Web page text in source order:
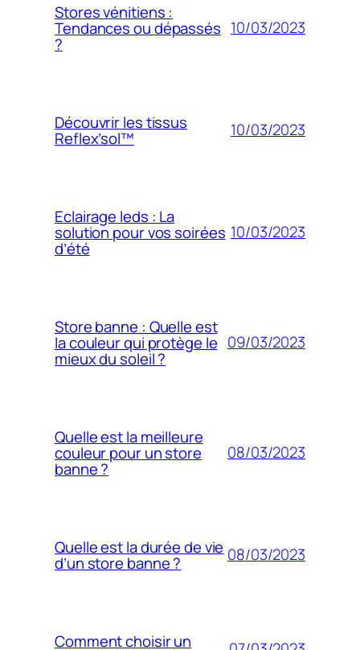
Stores vénitiens :
Tendances ou dépassés
?
10/03/2023
Découvrir les tissus
Reflex’sol™ 10/03/2023
Eclairage leds : La
solution pour vos soirées
d’été
10/03/2023
Store banne : Quelle est
la couleur qui protège le
mieux du soleil ?
09/03/2023
Quelle est la meilleure
couleur pour un store
banne ?
08/03/2023
Quelle est la durée de vie
d’un store banne ? 08/03/2023
Comment choisir un